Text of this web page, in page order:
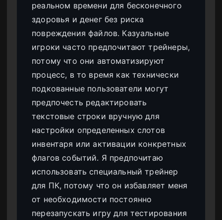
реальном времени для бесконечного
здоровья и денег без риска
повреждения файлов. Казуальные
игроки часто предпочитают трейнеры,
потому что они автоматизируют
процесс, в то время как технически
подкованные пользователи могут
предпочесть редактировать
текстовые строки вручную для
настройки определенных слотов
инвентаря или активации конкретных
флагов событий. Я предпочитаю
использовать специальный трейнер
для ПК, потому что он избавляет меня
от необходимости постоянно
перезапускать игру для тестирования